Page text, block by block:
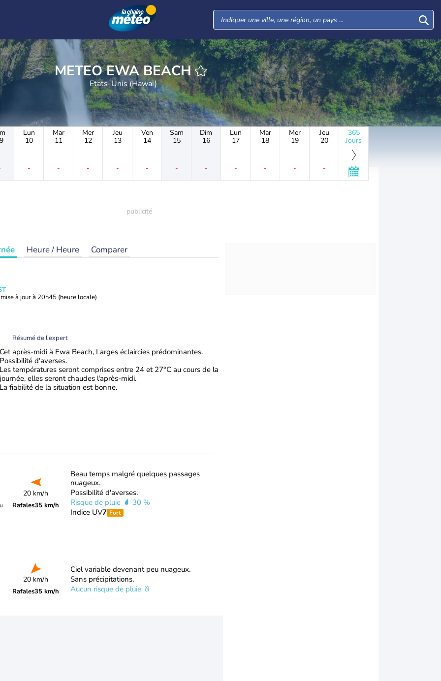
METEO EWA BEACH
Etats-Unis (Hawaï)
Lun
10
-
-
Mar
11
-
-
Mer
12
-
-
Jeu
13
-
-
Ven
14
-
-
Sam
15
-
-
Dim
16
-
-
Lun
17
-
-
Mar
18
-
-
Mer
19
-
-
Jeu
20
-
-
365
Jours
Heure / Heure Comparer
à jour à 20h45 (heure locale)
Résumé de l’expert
Cet après-midi à Ewa Beach, Larges éclaircies prédominantes.
Possibilité d'averses.
Les températures seront comprises entre 24 et 27°C au cours de la
journée, elles seront chaudes l'après-midi.
La fiabilité de la situation est bonne.
20 km/h
Rafales35 km/h
Beau temps malgré quelques passages
nuageux.
Possibilité d'averses.
Risque de pluie
30 %
Indice UV7 Fort
20 km/h
Rafales35 km/h
Ciel variable devenant peu nuageux.
Sans précipitations.
Aucun risque de pluie